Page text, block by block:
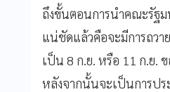
ถึงขั้นตอนการนำคณะรัฐม
แน่ชัดแล้วคือจะมีการถวา
เป็น 8 ก.ย. หรือ 11 ก.ย.
หลังจากนั้นจะเป็นการปร